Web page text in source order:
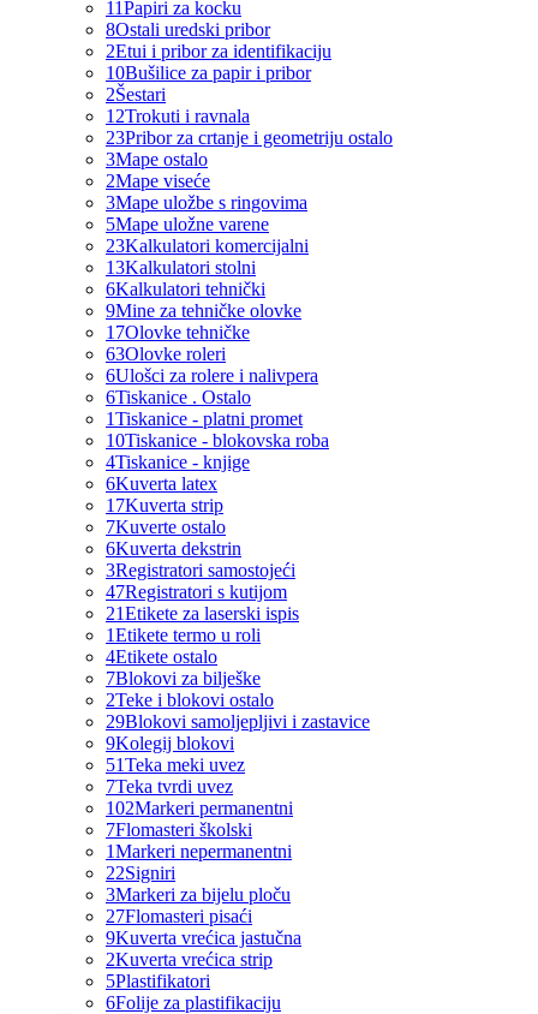
11Papiri za kocku
8Ostali uredski pribor
2Etui i pribor za identifikaciju
10Bušilice za papir i pribor
2Šestari
12Trokuti i ravnala
23Pribor za crtanje i geometriju ostalo
3Mape ostalo
2Mape viseće
3Mape uložbe s ringovima
5Mape uložne varene
23Kalkulatori komercijalni
13Kalkulatori stolni
6Kalkulatori tehnički
9Mine za tehničke olovke
17Olovke tehničke
63Olovke roleri
6Ulošci za rolere i nalivpera
6Tiskanice . Ostalo
1Tiskanice - platni promet
10Tiskanice - blokovska roba
4Tiskanice - knjige
6Kuverta latex
17Kuverta strip
7Kuverte ostalo
6Kuverta dekstrin
3Registratori samostojeći
47Registratori s kutijom
21Etikete za laserski ispis
1Etikete termo u roli
4Etikete ostalo
7Blokovi za bilješke
2Teke i blokovi ostalo
29Blokovi samoljepljivi i zastavice
9Kolegij blokovi
51Teka meki uvez
7Teka tvrdi uvez
102Markeri permanentni
7Flomasteri školski
1Markeri nepermanentni
22Signiri
3Markeri za bijelu ploču
27Flomasteri pisaći
9Kuverta vrećica jastučna
2Kuverta vrećica strip
5Plastifikatori
6Folije za plastifikaciju